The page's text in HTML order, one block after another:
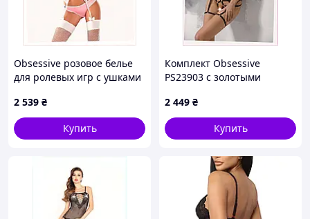
Obsessive розовое белье
для ролевых игр с ушками
2 539 ₴
Купить
Комплект Obsessive
PS23903 с золотыми
9A5EX7025
2 449 ₴
Купить